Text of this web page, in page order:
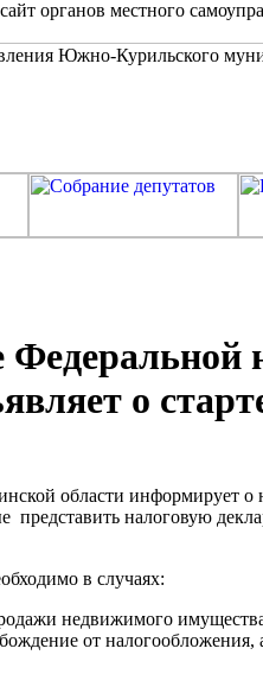
органов местного
Федеральной
о
области информирует о
представить налоговую
в случаях:
недвижимого
от